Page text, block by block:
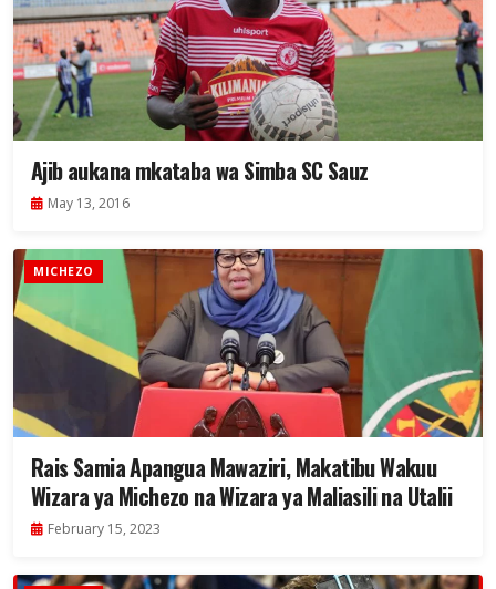
Ajib aukana mkataba wa Simba SC Sauz
May 13, 2016
MICHEZO
Rais Samia Apangua Mawaziri, Makatibu Wakuu
Wizara ya Michezo na Wizara ya Maliasili na Utalii
February 15, 2023